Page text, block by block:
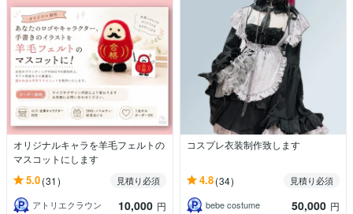
オリジナルキャラを羊毛フェルトの
マスコットにします
5.0(31)
見積り必須
アトリエクラウン
10,000 円
コスプレ衣装制作致します
4.8(34)
見積り必須
bebe costume
50,000 円